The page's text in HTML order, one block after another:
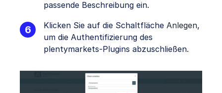
passende Beschreibung ein.
Klicken Sie auf die Schaltfläche Anlegen,
um die Authentifizierung des
plentymarkets-Plugins abzuschließen.